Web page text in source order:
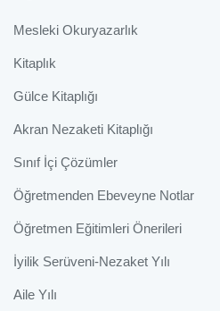
Mesleki Okuryazarlık
Kitaplık
Gülce Kitaplığı
Akran Nezaketi Kitaplığı
Sınıf İçi Çözümler
Öğretmenden Ebeveyne Notlar
Öğretmen Eğitimleri Önerileri
İyilik Serüveni-Nezaket Yılı
Aile Yılı